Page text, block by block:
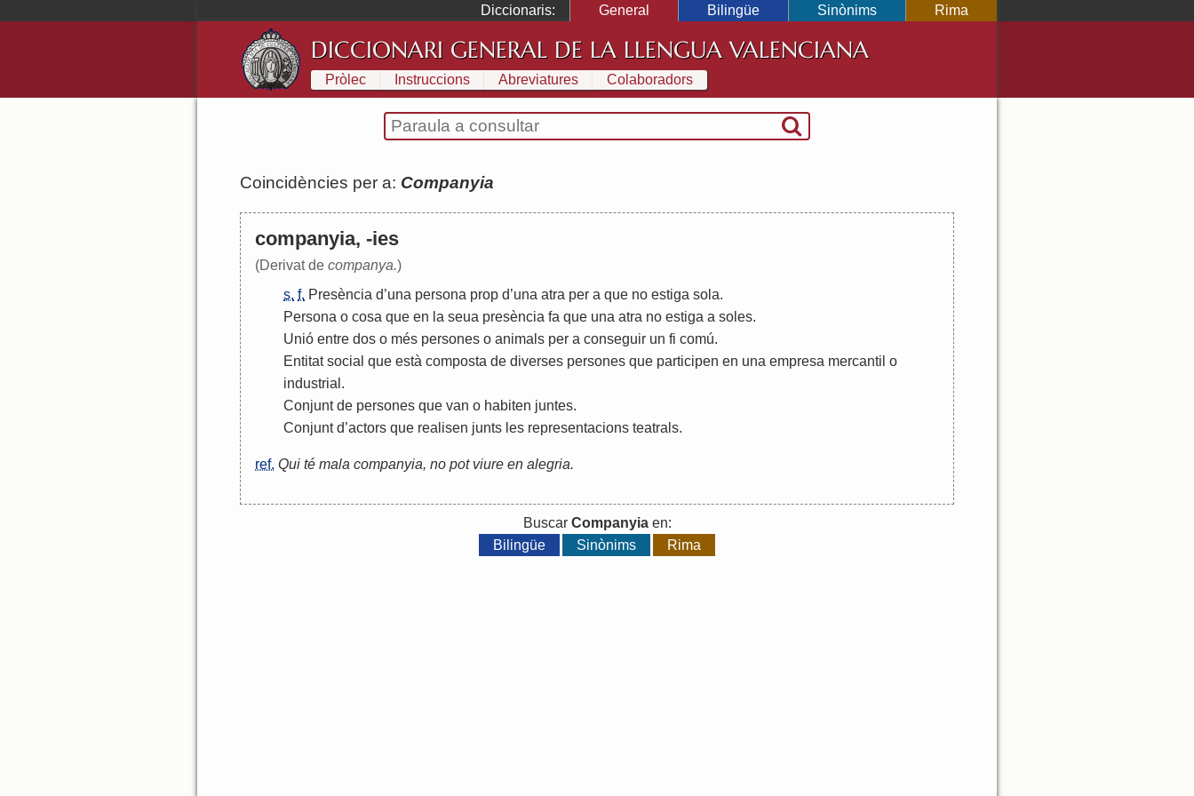
Diccionaris: General Bilingüe Sinònims Rima
DICCIONARI GENERAL DE LA LLENGUA VALENCIANA
Pròlec Instruccions Abreviatures Colaboradors
Coincidències per a: Companyia
companyia, -ies
(Derivat de companya.)
s. f. Presència d’una persona prop d’una atra per a que no estiga sola.
Persona o cosa que en la seua presència fa que una atra no estiga a soles.
Unió entre dos o més persones o animals per a conseguir un fi comú.
Entitat social que està composta de diverses persones que participen en una empresa mercantil o
industrial .
Conjunt de persones que van o habiten juntes.
Conjunt d’actors que realisen junts les representacions teatrals.
ref. Qui té mala companyia, no pot viure en alegria.
Buscar Companyiaen:
Bilingüe
Sinònims Rima